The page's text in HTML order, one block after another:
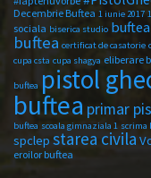
Decembrie Buftea 1 iunie 2017
sociala biserica studio buftea
buftea certificat de casatorie
cupa csta cupa shagya eliberare
buftea pistol
buftea primar
buftea scoala gimnaziala 1 scrima
spclep starea civila
eroilor buftea